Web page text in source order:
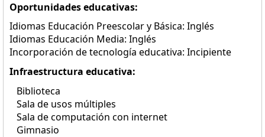
Oportunidades educativas:
Idiomas Educación Preescolar y Básica: Inglés
Idiomas Educación Media: Inglés
Incorporación de tecnología educativa: Incipiente
Infraestructura educativa:
Biblioteca
Sala de usos múltiples
Sala de computación con internet
Gimnasio